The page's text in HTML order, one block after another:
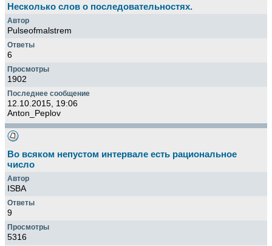
Несколько слов о последовательностях.
Pulseofmalstrem
6
1902
12.10.2015, 19:06
Anton_Peplov
Во всяком непустом интервале есть рациональное
число
ISBA
9
5316